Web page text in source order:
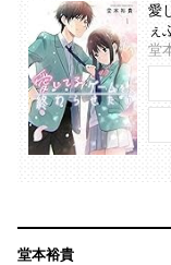
愛
ぇ
堂
堂本裕貴